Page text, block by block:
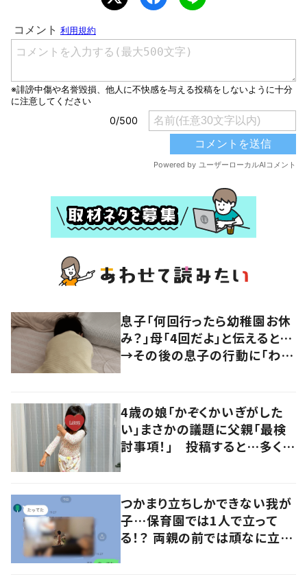
息子「何回行ったら幼稚園お休
み？」母「4回だよ」と伝えると…
→その後の息子の行動に「わか
4歳の娘「かぞくかいぎがした
い」まさかの議題に父親「最検
討事項！」 投稿すると…多くの
つかまり立ちしかできない我が
子…保育園では1人で立って
る！？ 両親の前では頑なに立た